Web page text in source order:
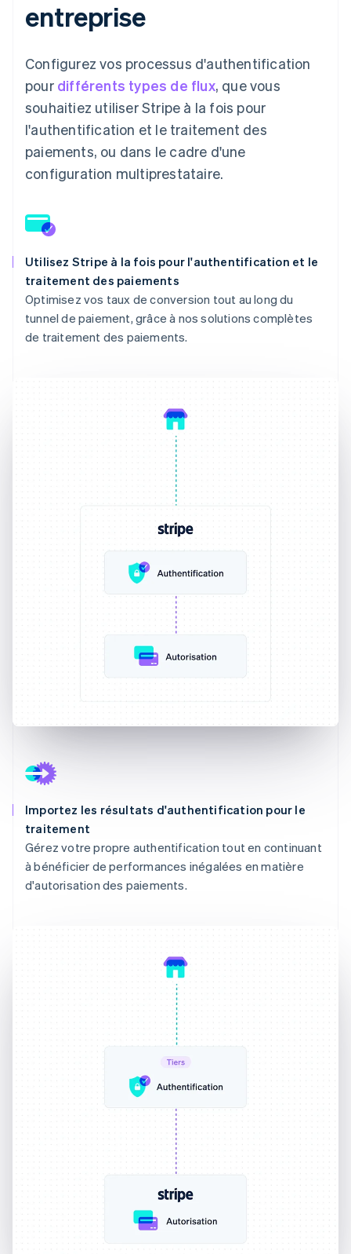
entreprise
Configurez vos processus d'authentification
pour différents types de flux, que vous
souhaitiez utiliser Stripe à la fois pour
l'authentification et le traitement des
paiements, ou dans le cadre d'une
configuration multiprestataire.
Utilisez Stripe à la fois pour l'authentification et le
traitement des paiements
Optimisez vos taux de conversion tout au long du
tunnel de paiement, grâce à nos solutions complètes
de traitement des paiements.
Importez les résultats d'authentification pour le
traitement
Gérez votre propre authentification tout en continuant
à bénéficier de performances inégalées en matière
d'autorisation des paiements.